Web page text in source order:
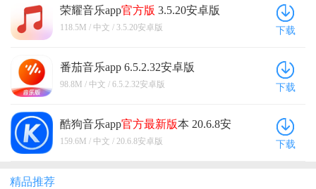
荣耀音乐app官方版 3.5.20安卓版
118.5M / 中文 / 3.5.20安卓版 下载
番茄音乐app 6.5.2.32安卓版
98.8M / 中文 / 6.5.2.32安卓版 下载
酷狗音乐app官方最新版本 20.6.8安
卓版
159.6M / 中文 / 20.6.8安卓版 下载
精品推荐